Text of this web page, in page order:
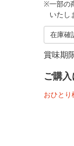
※一部の
いたし
在庫確
賞味期
ご購
おひとり